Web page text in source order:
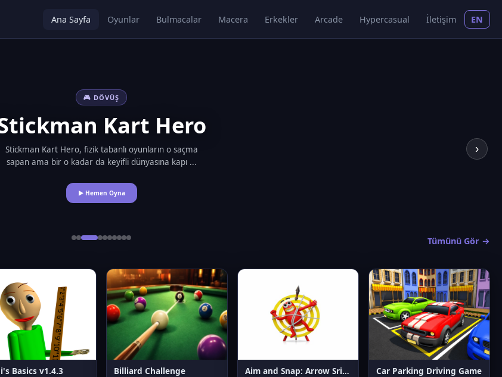
Ana Sayfa Oyunlar Bulmacalar Macera Erkekler Arcade Hypercasual İletişim EN
🎮 DÖVÜŞ
Kart Hero
Stickman Kart Hero, fizik tabanlı oyunların o saçma
sapan ama bir o kadar da keyifli dünyasına kapı ...
▶ Hemen Oyna
›
Tümünü Gör →
Basics v1.4.3 Billiard Challenge Aim and Snap: Arrow Srike Car Parking Driving Game